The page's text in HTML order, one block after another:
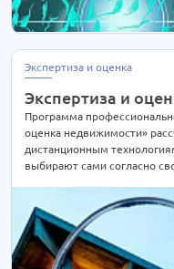
Экспертиза и оценка
Экспертиза и
Программа
оценка недвижимости»
дистанционным
выбирают сами согласно
2 РАЗА! Подробности
нам заявку для